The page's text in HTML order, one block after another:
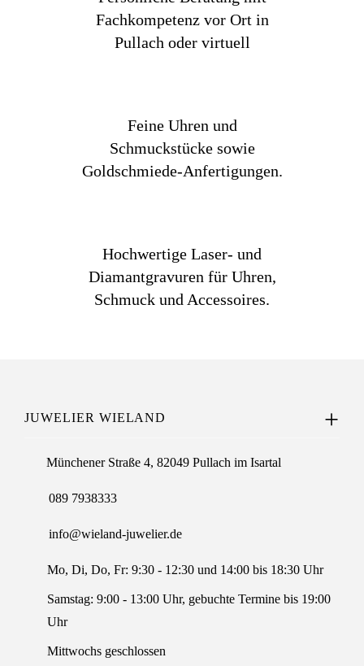
Fachkompetenz vor Ort in
Pullach oder virtuell
Feine Uhren und
Schmuckstücke sowie
Goldschmiede-Anfertigungen.
Hochwertige Laser- und
Diamantgravuren für Uhren,
Schmuck und Accessoires.
JUWELIER WIELAND
Münchener Straße 4, 82049 Pullach im Isartal
089 7938333
info@wieland-juwelier.de
Mo, Di, Do, Fr: 9:30 - 12:30 und 14:00 bis 18:30 Uhr
Samstag: 9:00 - 13:00 Uhr, gebuchte Termine bis 19:00
Uhr
Mittwochs geschlossen